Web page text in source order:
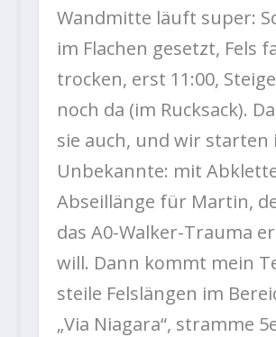
Wandmitte läuft super:
im Flachen gesetzt, Fels
trocken, erst 11:00,
noch da (im Rucksack).
sie auch, und wir starten
Unbekannte: mit
Abseillänge für Martin,
das A0-Walker-Trauma
will. Dann kommt mein
steile Felslängen im
„Via Niagara“, stramme